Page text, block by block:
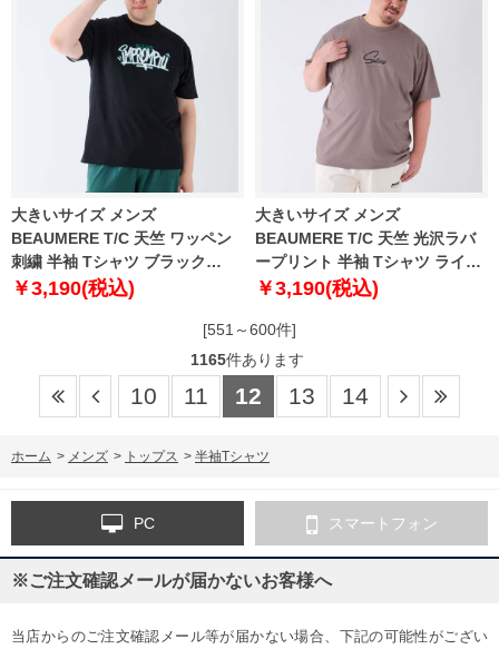
大きいサイズ メンズ
BEAUMERE T/C 天竺 ワッペン
刺繍 半袖 Tシャツ ブラック
1278-4574-2 3L 4L 5L 6L 8L
￥3,190(税込)
大きいサイズ メンズ
BEAUMERE T/C 天竺 光沢ラバ
ープリント 半袖 Tシャツ ライト
モカ 1278-4575-3 3L 4L 5L 6L
￥3,190(税込)
[551～600件]
1165件あります
10 11 12 13 14
ホーム > メンズ > トップス > 半袖Tシャツ
PC スマートフォン
※ご注文確認メールが届かないお客様へ
当店からのご注文確認メール等が届かない場合、下記の可能性がござい